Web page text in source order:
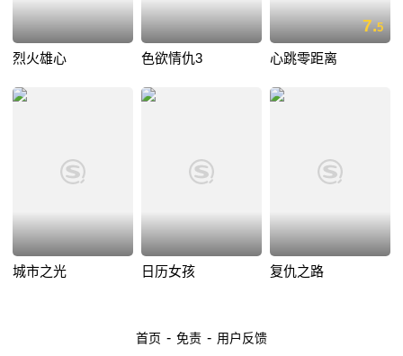
烈火雄心 色欲情仇3
7.5
心跳零距离
城市之光 日历女孩 复仇之路
首页 - 免责 - 用户反馈